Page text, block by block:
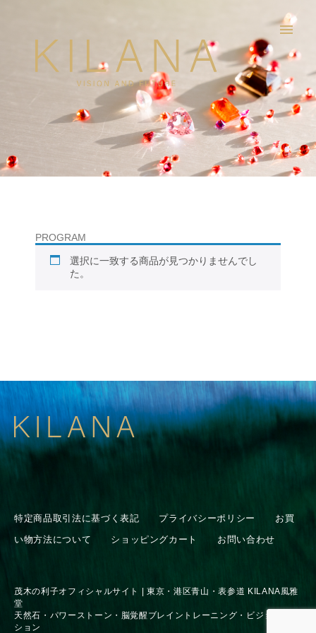
menu
PROGRAM
選択に一致する商品が見つかりませんでし
た。
特定商品取引法に基づく表記 プライバシーポリシー
お買
い物方法について
ショッピングカート お問い合わせ
茂木の利子オフィシャルサイト | 東京・港区青山・表参道 KILANA風雅
堂
天然石・パワーストーン・脳覚醒ブレイントレーニング・ビジョンセッ
ション